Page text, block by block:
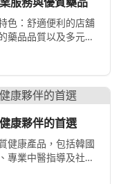
服務與優質藥品
色：舒適便利的店舖
藥品品質以及多元化
康夥伴的首選
健康產品，包括韓國
專業中醫指導及社區